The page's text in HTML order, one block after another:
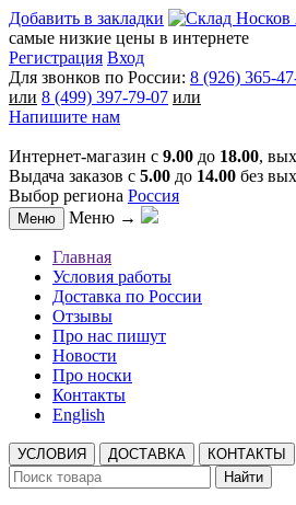
Добавить в закладки
самые низкие цены в интернете
Регистрация Вход
Для звонков по России: 8 (926) 365-
или 8 (499) 397-79-07 или
Напишите нам
Интернет-магазин с 9.00 до 18.00,
Выдача заказов с 5.00 до 14.00 без
Выбор региона Россия
Меню Меню →
Главная
Условия работы
Доставка по России
Отзывы
Про нас пишут
Новости
Про носки
Контакты
English
УСЛОВИЯ ДОСТАВКА
КОНТАКТЫ
Найти